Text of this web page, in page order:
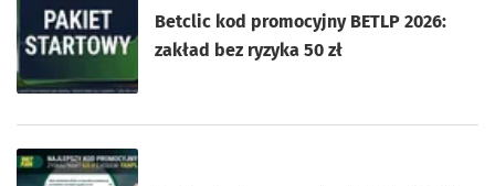
Betclic kod promocyjny BETLP 2026:
zakład bez ryzyka 50 zł